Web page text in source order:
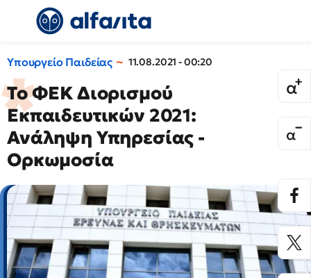
Υπουργείο Παιδείας 11.08.2021 - 00:20
Το ΦΕΚ Διορισμού
Εκπαιδευτικών 2021:
Ανάληψη Υπηρεσίας -
Ορκωμοσία